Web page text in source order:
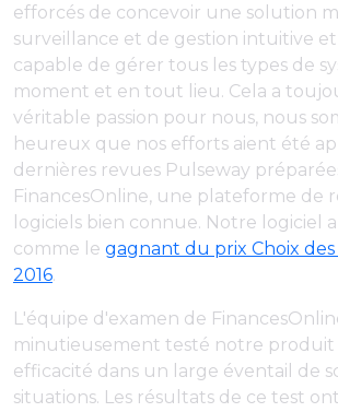
efforcés de concevoir une solution
surveillance et de gestion intuitive
capable de gérer tous les types de
moment et en tout lieu. Cela a
véritable passion pour nous, nous
heureux que nos efforts aient été
dernières revues Pulseway
FinancesOnline, une plateforme de
logiciels bien connue. Notre logiciel
comme le gagnant du prix Choix
2016.
L'équipe d'examen de
minutieusement testé notre produit
efficacité dans un large éventail de
situations. Les résultats de ce test